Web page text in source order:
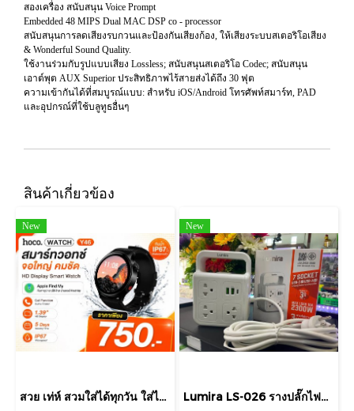
สองเครื่อง สนับสนุน Voice Prompt
Embedded 48 MIPS Dual MAC DSP co - processor
สนับสนุนการลดเสียงรบกวนและป้องกันเสียงก้อง, ให้เสียงระบบสเตอริโอเสียง
& Wonderful Sound Quality.
ใช้งานร่วมกับรูปแบบเสียง Lossless; สนับสนุนสเตอริโอ Codec; สนับสนุน
เอาต์พุต AUX Superior ประสิทธิภาพไร้สายส่งได้ถึง 30 ฟุต
ความเข้ากันได้ที่สมบูรณ์แบบ: สำหรับ iOS/Android โทรศัพท์สมาร์ท, PAD
และอุปกรณ์ที่ใช้บลูทูธอื่นๆ
สินค้าเกี่ยวข้อง
New
สวย เท่ห์ สวมใส่ได้ทุกวัน ใส่ได้ทุกเพศทุกวัย สนใจสั่งได้จ้า
New
Lumira LS-026 รางปลั๊กไฟพ่วง 7 ช่อง พร้อม USB-C และ USB-A (3 เมตร)